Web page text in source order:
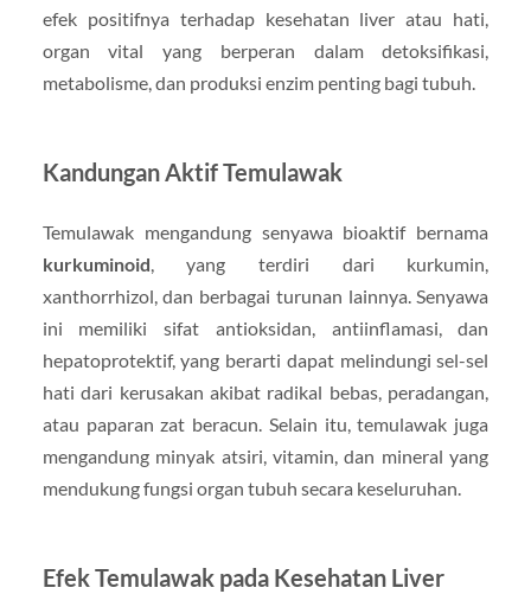
efek positifnya terhadap kesehatan liver atau hati,
organ vital yang berperan dalam detoksifikasi,
metabolisme, dan produksi enzim penting bagi tubuh.
Kandungan Aktif Temulawak
Temulawak mengandung senyawa bioaktif bernama
kurkuminoid, yang terdiri dari kurkumin,
xanthorrhizol, dan berbagai turunan lainnya. Senyawa
ini memiliki sifat antioksidan, antiinflamasi, dan
hepatoprotektif, yang berarti dapat melindungi sel-sel
hati dari kerusakan akibat radikal bebas, peradangan,
atau paparan zat beracun. Selain itu, temulawak juga
mengandung minyak atsiri, vitamin, dan mineral yang
mendukung fungsi organ tubuh secara keseluruhan.
Efek Temulawak pada Kesehatan Liver